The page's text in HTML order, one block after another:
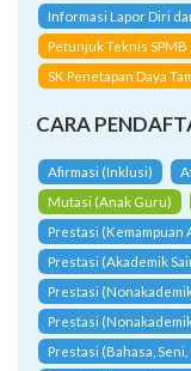
Informasi Lapor Diri
Petunjuk Teknis
SK Penetapan Daya
CARA
Afirmasi (Inklusi)
Mutasi (Anak Guru)
Prestasi (Kemampuan
Prestasi (Akademik
Prestasi
Prestasi
Prestasi (Bahasa,